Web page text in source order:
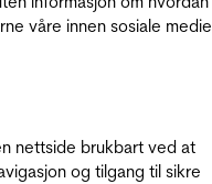
våre innen sosiale
nettside brukbart ved at
og tilgang til sikre